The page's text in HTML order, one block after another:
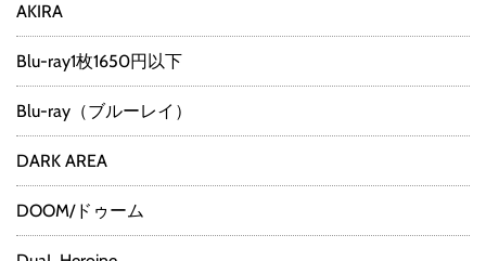
AKIRA
Blu-ray1枚1650円以下
Blu-ray（ブルーレイ）
DARK AREA
DOOM/ドゥーム